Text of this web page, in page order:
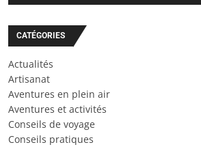
CATÉGORIES
Actualités
Artisanat
Aventures en plein air
Aventures et activités
Conseils de voyage
Conseils pratiques